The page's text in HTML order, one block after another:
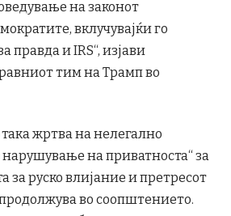
на законот
вклучувајќи го
правда и IRS“, изјави
тим на Трамп во
жртва на нелегално
на приватноста“ за
за руско влијание и претресот
во соопштението.